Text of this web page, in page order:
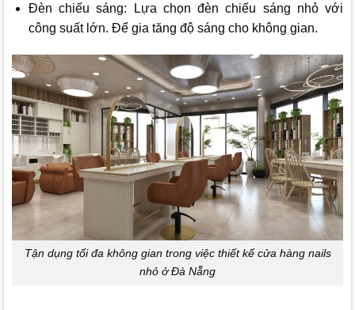
Đèn chiếu sáng: Lựa chọn đèn chiếu sáng nhỏ với
công suất lớn. Để gia tăng độ sáng cho không gian.
Tận dụng tối đa không gian trong việc thiết kế cửa hàng nails
nhỏ ở Đà Nẵng